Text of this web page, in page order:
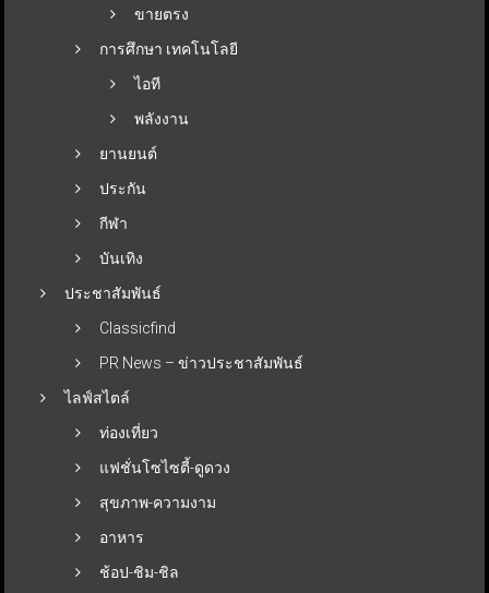
ขายตรง
การศึกษา เทคโนโลยี
ไอที
พลังงาน
ยานยนต์
ประกัน
กีฬา
บันเทิง
ประชาสัมพันธ์
Classicfind
PR News – ข่าวประชาสัมพันธ์
ไลฟ์สไตล์
ท่องเที่ยว
แฟชั่นโซไซตี้-ดูดวง
สุขภาพ-ความงาม
อาหาร
ช้อป-ชิม-ชิล